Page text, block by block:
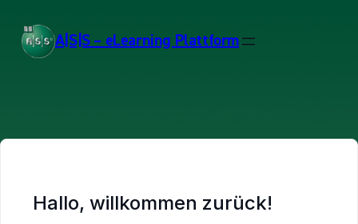
A|S|S – eLearning Plattform
Hallo, willkommen zurück!